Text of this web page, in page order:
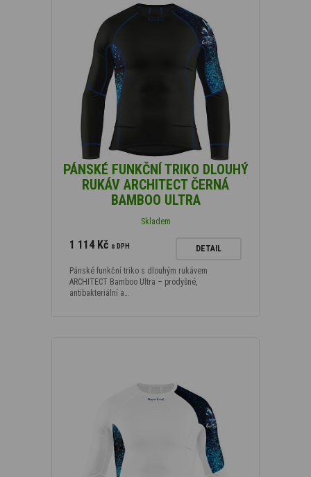
PÁNSKÉ FUNKČNÍ TRIKO DLOUHÝ
RUKÁV ARCHITECT ČERNÁ
BAMBOO ULTRA
Skladem
1 114 Kč s DPH DETAIL
Pánské funkční triko s dlouhým rukávem
ARCHITECT Bamboo Ultra – prodyšné,
antibakteriální a…